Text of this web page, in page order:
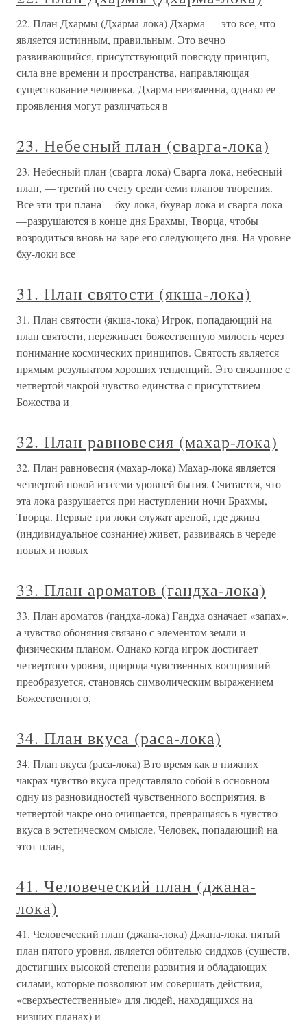
22. План Дхармы (Дхарма-лока) Дхарма — это все, что
является истинным, правильным. Это вечно
развивающийся, присутствующий повсюду принцип,
сила вне времени и пространства, направляющая
существование человека. Дхарма неизменна, однако ее
проявления могут различаться в
23. Небесный план (сварга-лока)
23. Небесный план (сварга-лока) Сварга-лока, небесный
план, — третий по счету среди семи планов творения.
Все эти три плана —бху-лока, бхувар-лока и сварга-лока
—разрушаются в конце дня Брахмы, Творца, чтобы
возродиться вновь на заре его следующего дня. На уровне
бху-локи все
31. План святости (якша-лока)
31. План святости (якша-лока) Игрок, попадающий на
план святости, переживает божественную милость через
понимание космических принципов. Святость является
прямым результатом хороших тенденций. Это связанное с
четвертой чакрой чувство единства с присутствием
Божества и
32. План равновесия (махар-лока)
32. План равновесия (махар-лока) Махар-лока является
четвертой покой из семи уровней бытия. Считается, что
эта лока разрушается при наступлении ночи Брахмы,
Творца. Первые три локи служат ареной, где джива
(индивидуальное сознание) живет, развиваясь в череде
новых и новых
33. План ароматов (гандха-лока)
33. План ароматов (гандха-лока) Гандха означает «запах»,
а чувство обоняния связано с элементом земли и
физическим планом. Однако когда игрок достигает
четвертого уровня, природа чувственных восприятий
преобразуется, становясь символическим выражением
Божественного,
34. План вкуса (раса-лока)
34. План вкуса (раса-лока) Вто время как в нижних
чакрах чувство вкуса представляло собой в основном
одну из разновидностей чувственного восприятия, в
четвертой чакре оно очищается, превращаясь в чувство
вкуса в эстетическом смысле. Человек, попадающий на
этот план,
41. Человеческий план (джана-
лока)
41. Человеческий план (джана-лока) Джана-лока, пятый
план пятого уровня, является обителью сиддхов (существ,
достигших высокой степени развития и обладающих
силами, которые позволяют им совершать действия,
«сверхъестественные» для людей, находящихся на
низших планах) и